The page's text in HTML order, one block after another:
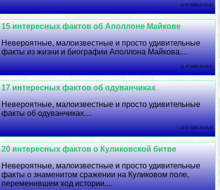
22 07 2026 21:51:43
15 интересных фактов об Аполлоне Майкове
Невероятные, малоизвестные и просто удивительные
факты из жизни и биографии Аполлона Майкова....
21 07 2026 18:23:51
17 интересных фактов об одуванчиках
Невероятные, малоизвестные и просто удивительные
факты об одуванчиках....
20 07 2026 10:44:26
20 интересных фактов о Куликовской битве
Невероятные, малоизвестные и просто удивительные
факты о знаменитом сражении на Куликовом поле,
переменившем ход истории....